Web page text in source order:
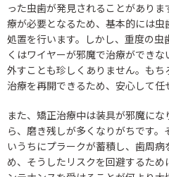
った虫歯が発見されることがあり
療が必要となるため、基本的には
処置を行います。しかし、重度の
くはワイヤーが邪魔で治療ができ
外すことも珍しくありません。も
治療を再開できるため、安心して任
また、矯正治療中は装具が邪魔に
ら、磨き残しが多くなりがちです
いうちにプラークが蓄積し、歯周
め、そうしたリスクを回避するた